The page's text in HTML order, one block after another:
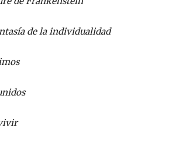
de la individualidad